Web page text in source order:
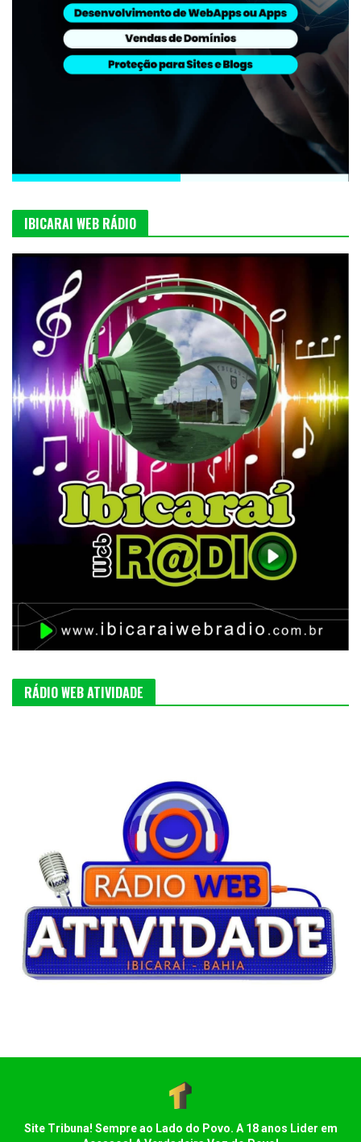
IBICARAI WEB RÁDIO
RÁDIO WEB ATIVIDADE
Site Tribuna! Sempre ao Lado do Povo. A 18 anos Lider em